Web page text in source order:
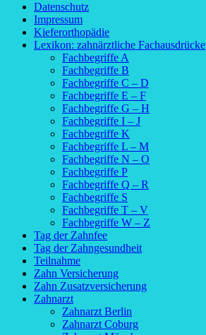
Datenschutz
Impressum
Kieferorthopädie
Lexikon: zahnärztliche Fachausdrücke
Fachbegriffe A
Fachbegriffe B
Fachbegriffe C – D
Fachbegriffe E – F
Fachbegriffe G – H
Fachbegriffe I – J
Fachbegriffe K
Fachbegriffe L – M
Fachbegriffe N – O
Fachbegriffe P
Fachbegriffe Q – R
Fachbegriffe S
Fachbegriffe T – V
Fachbegriffe W – Z
Tag der Zahnfee
Tag der Zahngesundheit
Teilnahme
Zahn Versicherung
Zahn Zusatzversicherung
Zahnarzt
Zahnarzt Berlin
Zahnarzt Coburg